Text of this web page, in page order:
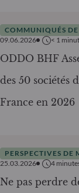
COMMUNIQUÉS DE
09.06.2026
< 1
ODDO BHF
des 50 sociétés
France en 2026
PERSPECTIVES DE
25.03.2026
4
Ne pas perdre